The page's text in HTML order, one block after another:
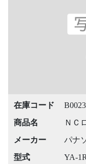
在庫コード
商品名
ＮＣ
メーカー
パナ
型式
YA-